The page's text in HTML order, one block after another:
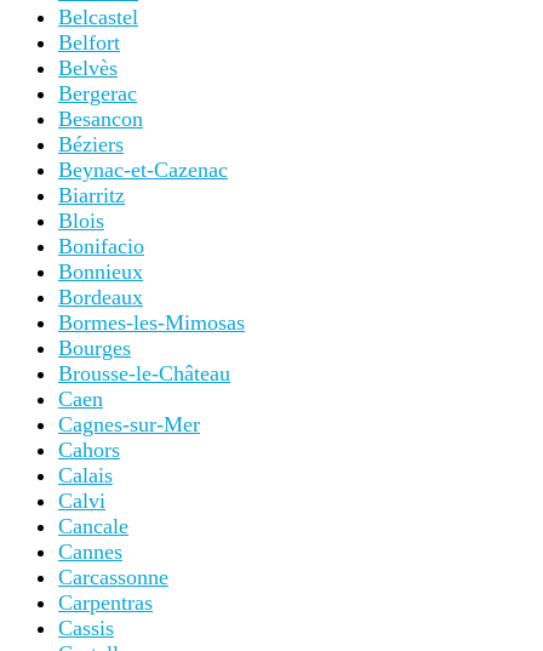
Belcastel
Belfort
Belvès
Bergerac
Besancon
Béziers
Beynac-et-Cazenac
Biarritz
Blois
Bonifacio
Bonnieux
Bordeaux
Bormes-les-Mimosas
Bourges
Brousse-le-Château
Caen
Cagnes-sur-Mer
Cahors
Calais
Calvi
Cancale
Cannes
Carcassonne
Carpentras
Cassis